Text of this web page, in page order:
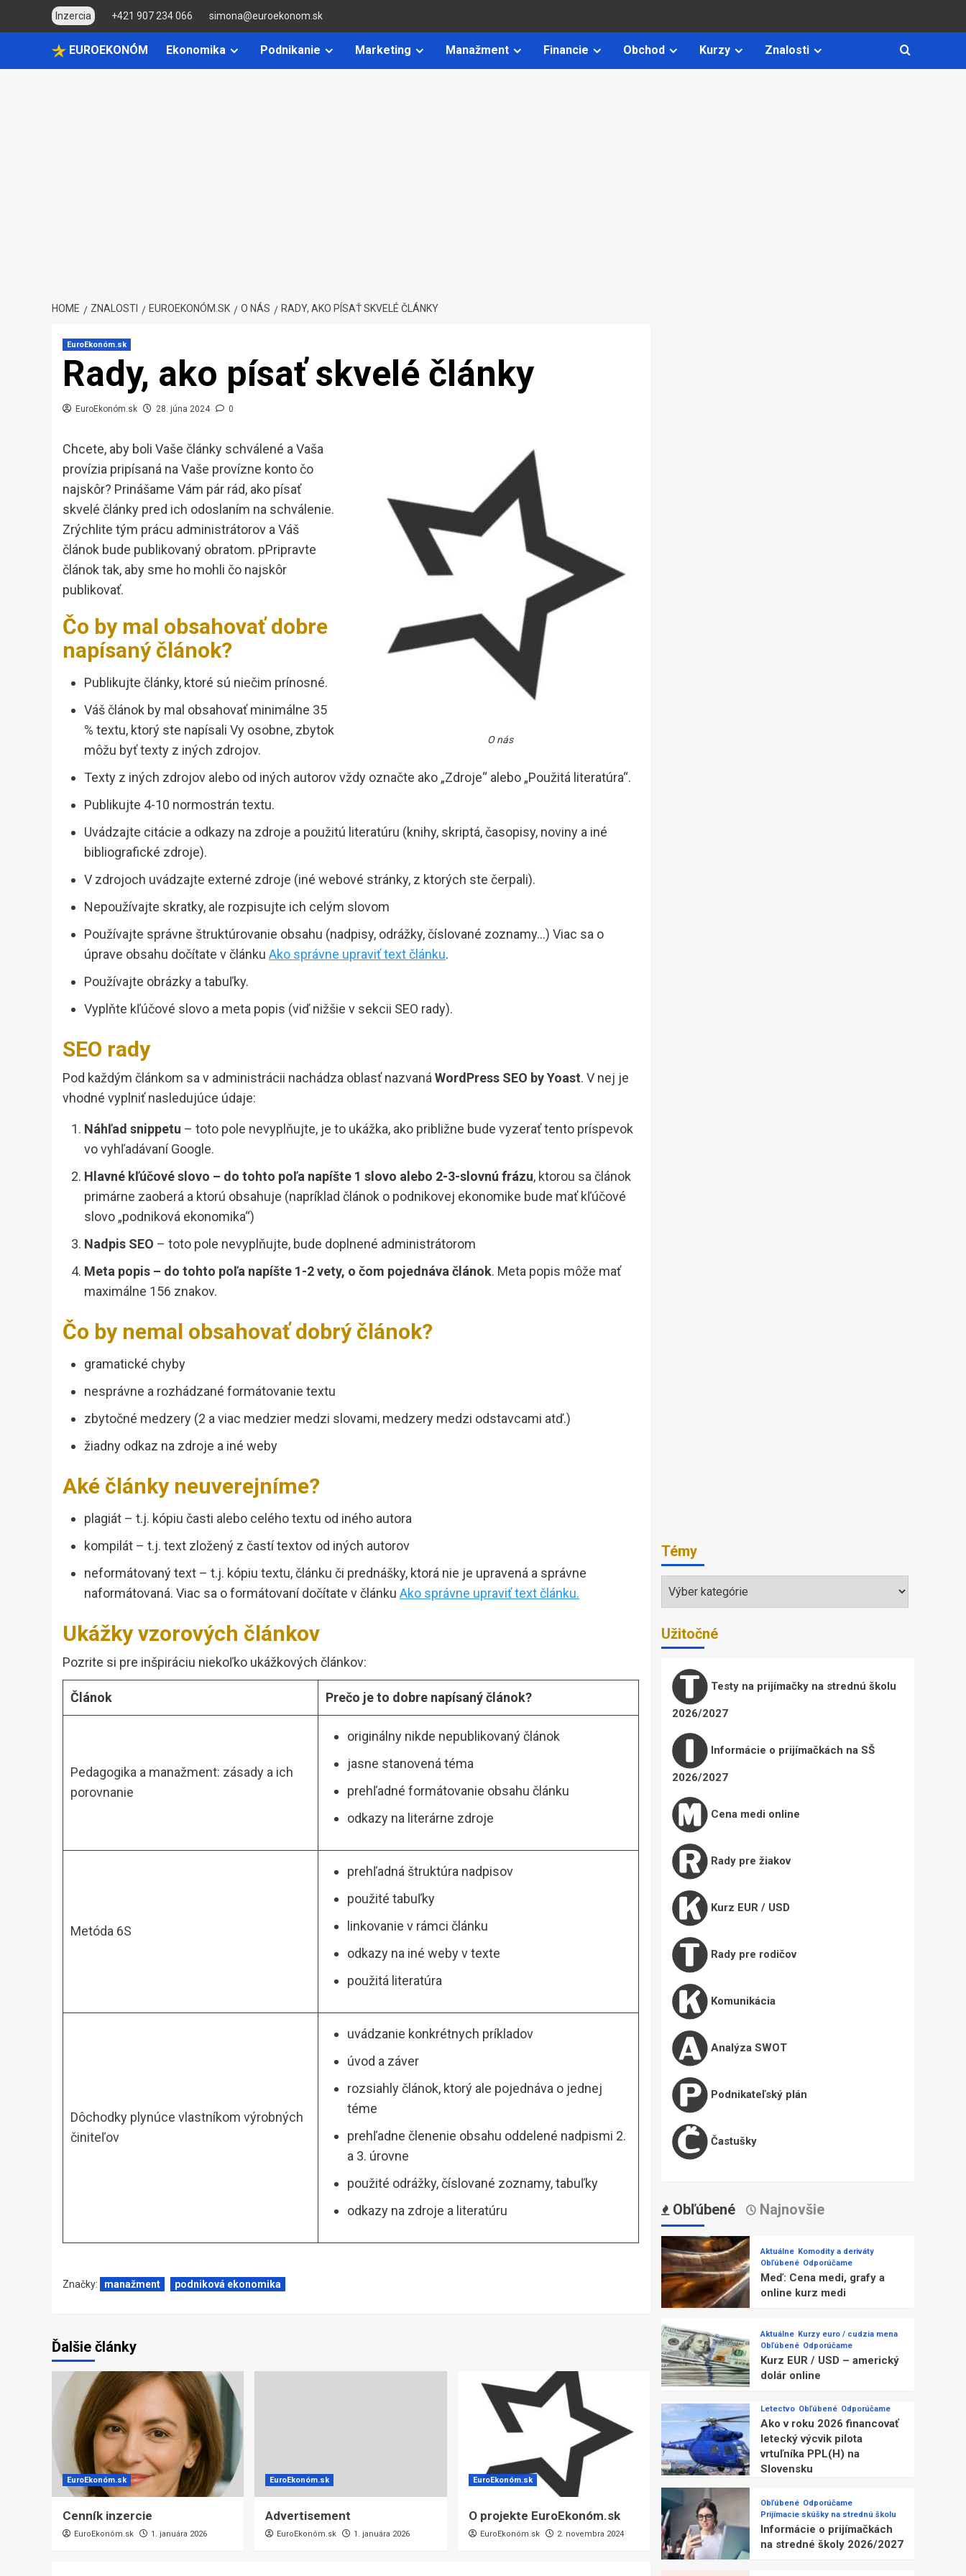
Inzercia +421 907 234 066 simona@euroekonom.sk
EUROEKONÓM Ekonomika Podnikanie Marketing Manažment Financie Obchod Kurzy Znalosti
HOME ZNALOSTI EUROEKONÓM.SK O NÁS RADY, AKO PÍSAŤ SKVELÉ ČLÁNKY
EuroEkonóm.sk
Rady, ako písať skvelé články
EuroEkonóm.sk 28. júna 2024 0
O nás
Chcete, aby boli Vaše články schválené a Vaša
provízia pripísaná na Vaše provízne konto čo
najskôr? Prinášame Vám pár rád, ako písať
skvelé články pred ich odoslaním na schválenie.
Zrýchlite tým prácu administrátorov a Váš
článok bude publikovaný obratom. pPripravte
článok tak, aby sme ho mohli čo najskôr
publikovať.
Čo by mal obsahovať dobre
napísaný článok?
Publikujte články, ktoré sú niečim prínosné.
Váš článok by mal obsahovať minimálne 35
% textu, ktorý ste napísali Vy osobne, zbytok
môžu byť texty z iných zdrojov.
Texty z iných zdrojov alebo od iných autorov vždy označte ako „Zdroje“ alebo „Použitá literatúra“.
Publikujte 4-10 normostrán textu.
Uvádzajte citácie a odkazy na zdroje a použitú literatúru (knihy, skriptá, časopisy, noviny a iné
bibliografické zdroje).
V zdrojoch uvádzajte externé zdroje (iné webové stránky, z ktorých ste čerpali).
Nepoužívajte skratky, ale rozpisujte ich celým slovom
Používajte správne štruktúrovanie obsahu (nadpisy, odrážky, číslované zoznamy…) Viac sa o
úprave obsahu dočítate v článku Ako správne upraviť text článku.
Používajte obrázky a tabuľky.
Vyplňte kľúčové slovo a meta popis (viď nižšie v sekcii SEO rady).
SEO rady
Pod každým článkom sa v administrácii nachádza oblasť nazvanáWordPress SEO by Yoast. V nej je
vhodné vyplniť nasledujúce údaje:
Náhľad snippetu – toto pole nevyplňujte, je to ukážka, ako približne bude vyzerať tento príspevok
vo vyhľadávaní Google.
Hlavné kľúčové slovo – do tohto poľa napíšte 1 slovo alebo 2-3-slovnú frázu, ktorou sa článok
primárne zaoberá a ktorú obsahuje (napríklad článok o podnikovej ekonomike bude mať kľúčové
slovo „podniková ekonomika“)
Nadpis SEO – toto pole nevyplňujte, bude doplnené administrátorom
Meta popis – do tohto poľa napíšte 1-2 vety, o čom pojednáva článok. Meta popis môže mať
maximálne 156 znakov.
Čo by nemal obsahovať dobrý článok?
gramatické chyby
nesprávne a rozhádzané formátovanie textu
zbytočné medzery (2 a viac medzier medzi slovami, medzery medzi odstavcami atď.)
žiadny odkaz na zdroje a iné weby
Aké články neuverejníme?
plagiát – t.j. kópiu časti alebo celého textu od iného autora
kompilát – t.j. text zložený z častí textov od iných autorov
neformátovaný text – t.j. kópiu textu, článku či prednášky, ktorá nie je upravená a správne
naformátovaná. Viac sa o formátovaní dočítate v článku Ako správne upraviť text článku.
Ukážky vzorových článkov
Pozrite si pre inšpiráciu niekoľko ukážkových článkov:
Článok Prečo je to dobre napísaný článok?
Pedagogika a manažment: zásady a ich
porovnanie
originálny nikde nepublikovaný článok
jasne stanovená téma
prehľadné formátovanie obsahu článku
odkazy na literárne zdroje
Metóda 6S
prehľadná štruktúra nadpisov
použité tabuľky
linkovanie v rámci článku
odkazy na iné weby v texte
použitá literatúra
Dôchodky plynúce vlastníkom výrobných
činiteľov
uvádzanie konkrétnych príkladov
úvod a záver
rozsiahly článok, ktorý ale pojednáva o jednej
téme
prehľadne členenie obsahu oddelené nadpismi 2.
a 3. úrovne
použité odrážky, číslované zoznamy, tabuľky
odkazy na zdroje a literatúru
Značky: manažment podniková ekonomika
Ďalšie články
EuroEkonóm.sk
Cenník inzercie
EuroEkonóm.sk 1. januára 2026
EuroEkonóm.sk
Advertisement
EuroEkonóm.sk 1. januára 2026
EuroEkonóm.sk
O projekte EuroEkonóm.sk
EuroEkonóm.sk 2. novembra 2024
Témy
Témy
Užitočné
Testy na prijímačky na strednú školu
2026/2027
Informácie o prijímačkách na SŠ
2026/2027
Cena medi online
Rady pre žiakov
Kurz EUR / USD
Rady pre rodičov
Komunikácia
Analýza SWOT
Podnikateľský plán
Častušky
Obľúbené Najnovšie
Aktuálne Komodity a deriváty
Obľúbené Odporúčame
Meď: Cena medi, grafy a
online kurz medi
Aktuálne Kurzy euro / cudzia mena
Obľúbené Odporúčame
Kurz EUR / USD – americký
dolár online
Letectvo Obľúbené Odporúčame
Ako v roku 2026 financovať
letecký výcvik pilota
vrtuľníka PPL(H) na
Slovensku
Obľúbené Odporúčame
Prijímacie skúšky na strednú školu
Informácie o prijímačkách
na stredné školy 2026/2027